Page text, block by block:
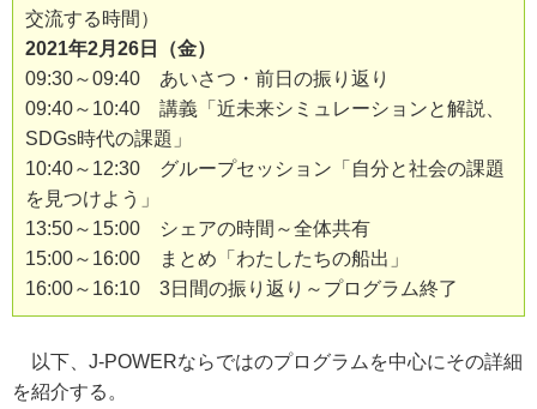
交流する時間）
2021年2月26日（金）
09:30～09:40 あいさつ・前日の振り返り
09:40～10:40 講義「近未来シミュレーションと解説、
SDGs時代の課題」
10:40～12:30 グループセッション「自分と社会の課題
を見つけよう」
13:50～15:00 シェアの時間～全体共有
15:00～16:00 まとめ「わたしたちの船出」
16:00～16:10 3日間の振り返り～プログラム終了
以下、J-POWERならではのプログラムを中心にその詳細
を紹介する。